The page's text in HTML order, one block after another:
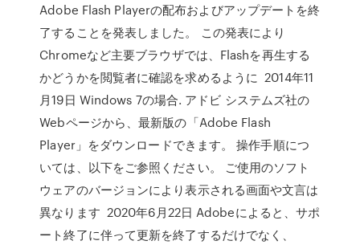
Adobe Flash Playerの配布およびアップデートを終
了することを発表しました。 この発表により
Chromeなど主要ブラウザでは、Flashを再生する
かどうかを閲覧者に確認を求めるように 2014年11
月19日 Windows 7の場合. アドビ システムズ社の
Webページから、最新版の「Adobe Flash
Player」をダウンロードできます。 操作手順につ
いては、以下をご参照ください。 ご使用のソフト
ウェアのバージョンにより表示される画面や文言は
異なります 2020年6月22日 Adobeによると、サポ
ート終了に伴って更新を終了するだけでなく、